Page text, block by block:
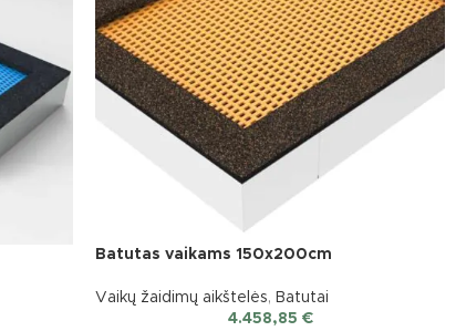
Batutas vaikams 150x200cm
Vaikų žaidimų aikštelės, Batutai
4.458,85 €